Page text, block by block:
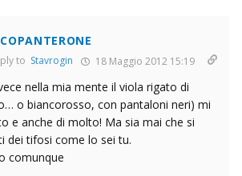
to Stavrogin 18 Maggio 2012 15:19
nella mia mente il viola rigato di
o biancorosso, con pantaloni neri) mi
e anche di molto! Ma sia mai che si
dei tifosi come lo sei tu.
comunque